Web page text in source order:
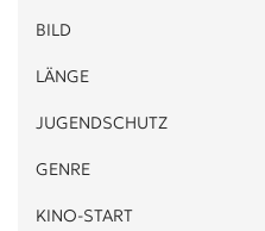
BILD
LÄNGE
JUGENDSCHUTZ
GENRE
KINO-START